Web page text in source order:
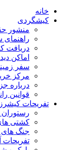
خانه
کیشگردی
منشور
دریافت
اماکن
سفر
مرکز
درباره
قوانین
تفریحات کیش
کشتی
جنگ های
تفریحات